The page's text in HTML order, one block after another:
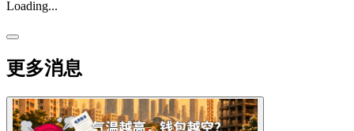
Loading...
更多消息